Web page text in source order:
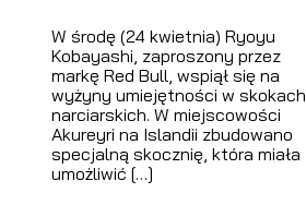
W środę (24 kwietnia) Ryoyu
Kobayashi, zaproszony przez
markę Red Bull, wspiął się na
wyżyny umiejętności w skokach
narciarskich. W miejscowości
Akureyri na Islandii zbudowano
specjalną skocznię, która miała
umożliwić […]